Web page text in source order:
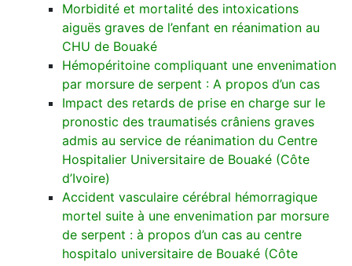
Morbidité et mortalité des intoxications
aiguës graves de l’enfant en réanimation au
CHU de Bouaké
Hémopéritoine compliquant une envenimation
par morsure de serpent : A propos d’un cas
Impact des retards de prise en charge sur le
pronostic des traumatisés crâniens graves
admis au service de réanimation du Centre
Hospitalier Universitaire de Bouaké (Côte
d’Ivoire)
Accident vasculaire cérébral hémorragique
mortel suite à une envenimation par morsure
de serpent : à propos d’un cas au centre
hospitalo universitaire de Bouaké (Côte